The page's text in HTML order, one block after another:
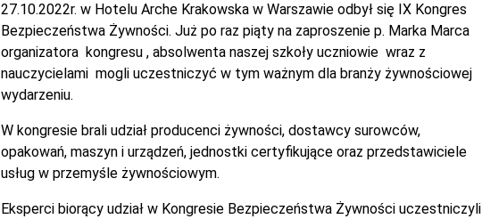
27.10.2022r. w Hotelu Arche Krakowska w Warszawie odbył się IX Kongres
Bezpieczeństwa Żywności. Już po raz piąty na zaproszenie p. Marka Marca
organizatora kongresu , absolwenta naszej szkoły uczniowie wraz z
nauczycielami mogli uczestniczyć w tym ważnym dla branży żywnościowej
wydarzeniu.
W kongresie brali udział producenci żywności, dostawcy surowców,
opakowań, maszyn i urządzeń, jednostki certyfikujące oraz przedstawiciele
usług w przemyśle żywnościowym.
Eksperci biorący udział w Kongresie Bezpieczeństwa Żywności uczestniczyli